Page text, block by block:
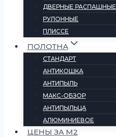
ДВЕРНЫЕ РАСПАШНЫЕ
РУЛОННЫЕ
ПЛИССЕ
ПОЛОТНА
СТАНДАРТ
АНТИКОШКА
АНТИПЫЛЬ
МАКС-ОБЗОР
АНТИПЫЛЬЦА
АЛЮМИНИЕВОЕ
ЦЕНЫ ЗА М2